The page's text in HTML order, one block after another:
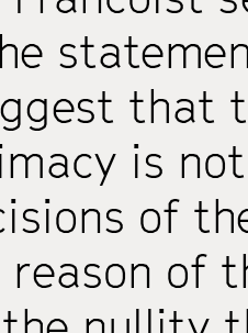
that
is
of
of